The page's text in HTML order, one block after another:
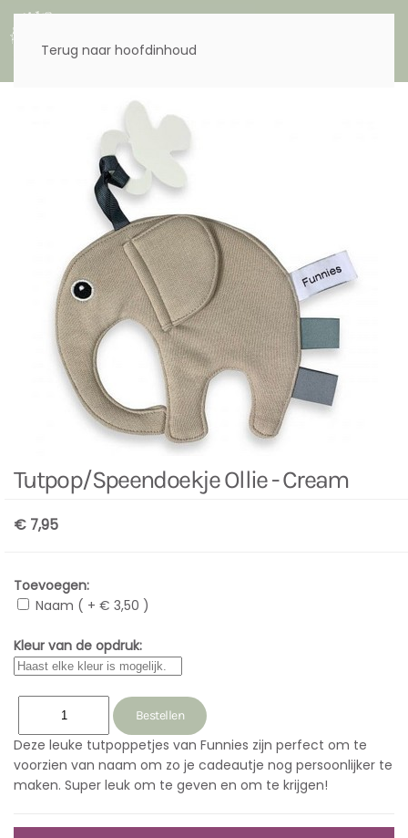
Terug naar hoofdinhoud
Tutpop/Speendoekje Ollie - Cream
€ 7,95
Toevoegen:
Naam ( + € 3,50 )
Kleur van de opdruk:
Deze leuke tutpoppetjes van Funnies zijn perfect om te
voorzien van naam om zo je cadeautje nog persoonlijker te
maken. Super leuk om te geven en om te krijgen!